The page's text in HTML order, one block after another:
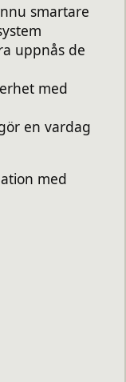
smartare
uppnås de
med
en vardag
med